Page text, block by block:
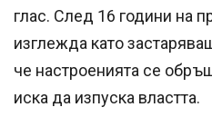
глас. След 16 години на
изглежда като
че настроенията се
иска да изпуска властта.